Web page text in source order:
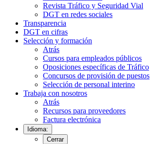
Revista Tráfico y Seguridad Vial
DGT en redes sociales
Transparencia
DGT en cifras
Selección y formación
Atrás
Cursos para empleados públicos
Oposiciones específicas de Tráfico
Concursos de provisión de puestos
Selección de personal interino
Trabaja con nosotros
Atrás
Recursos para proveedores
Factura electrónica
Idioma:
Cerrar